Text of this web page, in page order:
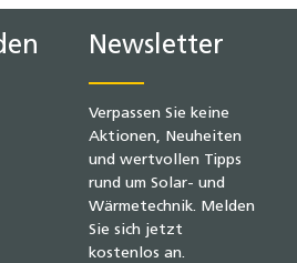
Newsletter
Verpassen Sie keine
Aktionen, Neuheiten
und wertvollen Tipps
rund um Solar- und
Wärmetechnik. Melden
Sie sich jetzt
kostenlos an.